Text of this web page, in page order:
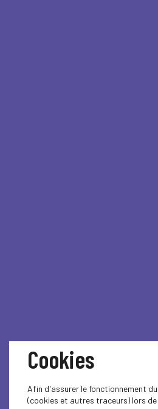
Cookies
Afin d'assurer le fonctionnement
(cookies et autres traceurs) lors